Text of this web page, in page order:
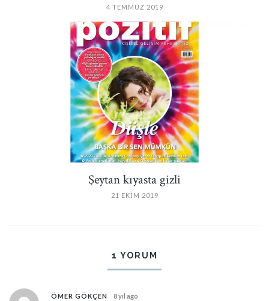
4 TEMMUZ 2019
Şeytan kıyasta gizli
21 EKIM 2019
1 YORUM
ÖMER GÖKÇEN 8 yıl ago